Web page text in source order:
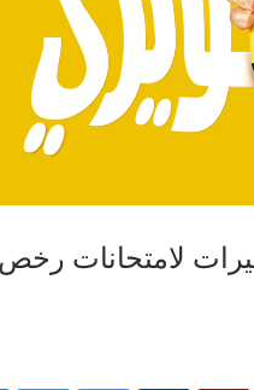
لامتحانات رخص